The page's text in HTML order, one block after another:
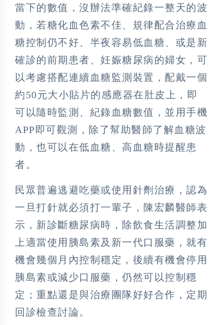
當下的數值，沒辦法準確紀錄一整天的波
動，若糖化血色素不佳、規律配合治療血
糖控制仍不好、半夜容易低血糖、或是新
確診的前期患者、妊娠糖尿病的婦女，可
以考慮搭配連續血糖監測裝置，配戴一個
約50元大小貼片的感應器在肚皮上，即
可以隨時監測、紀錄血糖數值，並用手機
APP即可觀測，除了幫助醫師了解血糖波
動，也可以在低血糖、高血糖時提醒患
者。
民眾普遍逃避吃藥或使用針劑治療，認為
一旦打針就必須打一輩子，陳宏麟醫師表
示，新診斷糖尿病時，除飲食生活調整加
上適當使用胰島素及新一代口服藥，就有
機會幾個月內控制穩定，後續有機會停用
胰島素或減少口服藥，仍然可以控制穩
定；重點還是與治療團隊好好合作，定期
回診檢查討論。